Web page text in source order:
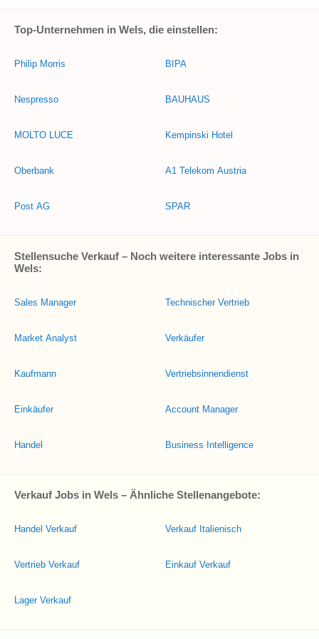
Top-Unternehmen in Wels, die einstellen:
Philip Morris
Nespresso
MOLTO LUCE
Oberbank
Post AG
BIPA
BAUHAUS
Kempinski Hotel
A1 Telekom Austria
SPAR
Stellensuche Verkauf – Noch weitere interessante Jobs in
Wels:
Sales Manager
Market Analyst
Kaufmann
Einkäufer
Handel
Technischer Vertrieb
Verkäufer
Vertriebsinnendienst
Account Manager
Business Intelligence
Verkauf Jobs in Wels – Ähnliche Stellenangebote:
Handel Verkauf
Vertrieb Verkauf
Lager Verkauf
Verkauf Italienisch
Einkauf Verkauf